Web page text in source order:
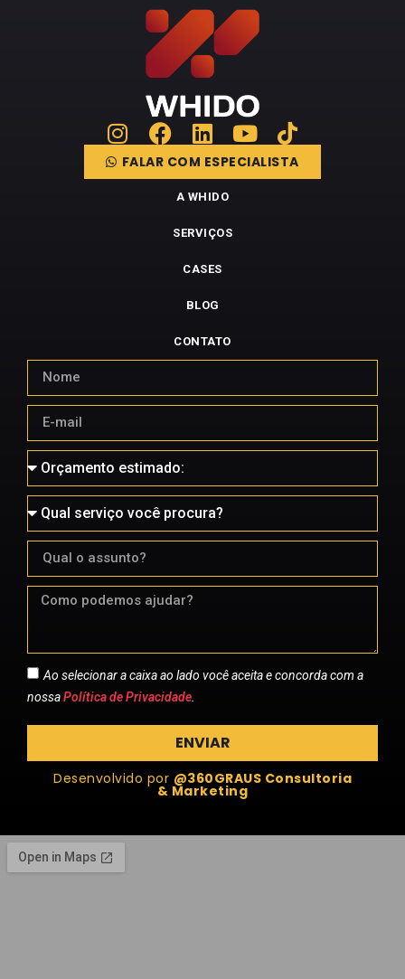
FALAR COM ESPECIALISTA
A WHIDO
SERVIÇOS
CASES
BLOG
CONTATO
Ao selecionar a caixa ao lado você aceita e concorda com a
nossaPolítica de Privacidade
ENVIAR
Desenvolvido por @360GRAUS Consultoria
& Marketing